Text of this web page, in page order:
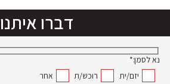
דברו איתנו
נא לסמן:*
יזם/ית
רוכש/ת אחר